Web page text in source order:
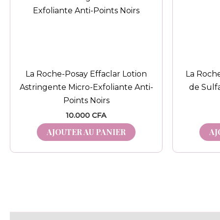
La Roche-Posay Effaclar Lotion
Astringente Micro-Exfoliante Anti-
Points Noirs
10.000 CFA
AJOUTER AU PANIER
La
de